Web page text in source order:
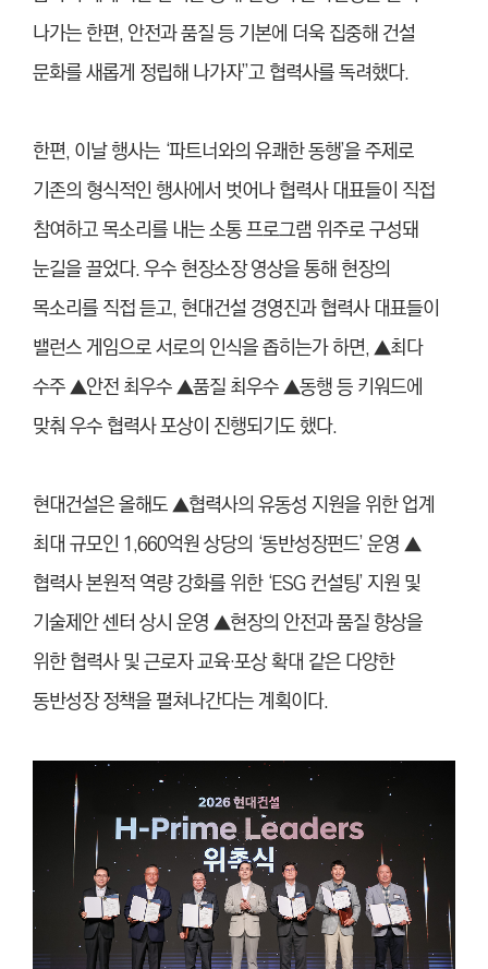
나가는 한편, 안전과 품질 등 기본에 더욱 집중해 건설
문화를 새롭게 정립해 나가자”고 협력사를 독려했다.
한편, 이날 행사는 ‘파트너와의 유쾌한 동행’을 주제로
기존의 형식적인 행사에서 벗어나 협력사 대표들이 직접
참여하고 목소리를 내는 소통 프로그램 위주로 구성돼
눈길을 끌었다. 우수 현장소장 영상을 통해 현장의
목소리를 직접 듣고, 현대건설 경영진과 협력사 대표들이
밸런스 게임으로 서로의 인식을 좁히는가 하면, ▲최다
수주 ▲안전 최우수 ▲품질 최우수 ▲동행 등 키워드에
맞춰 우수 협력사 포상이 진행되기도 했다.
현대건설은 올해도 ▲협력사의 유동성 지원을 위한 업계
최대 규모인 1,660억원 상당의 ‘동반성장펀드’ 운영 ▲
협력사 본원적 역량 강화를 위한 ‘ESG 컨설팅’ 지원 및
기술제안 센터 상시 운영 ▲현장의 안전과 품질 향상을
위한 협력사 및 근로자 교육·포상 확대 같은 다양한
동반성장 정책을 펼쳐나간다는 계획이다.